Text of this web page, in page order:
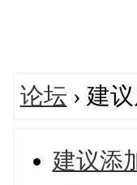
论坛 › 建
建议添